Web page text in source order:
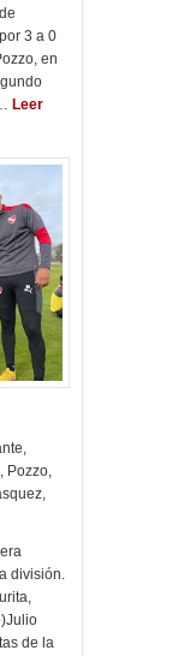
3 a 0
en
Leer
,
, Pozzo,
,
división.
de la